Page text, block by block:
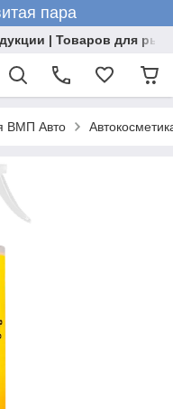
пара
| Товаров для
ВМП Авто